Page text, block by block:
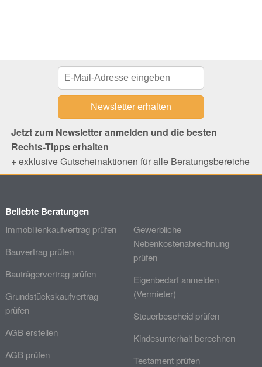
Jetzt zum Newsletter anmelden und die besten
Rechts-Tipps erhalten
+ exklusive Gutscheinaktionen für alle Beratungsbereiche
Beliebte Beratungen
Immobilienkaufvertrag prüfen
Bauvertrag prüfen
Bauträgervertrag prüfen
Grundstückskaufvertrag
prüfen
AGB erstellen
AGB prüfen
Gewerbliche
Nebenkostenabrechnung
prüfen
Eigenbedarf anmelden
(Vermieter)
Steuerbescheid prüfen
Kindesunterhalt berechnen
Testament prüfen